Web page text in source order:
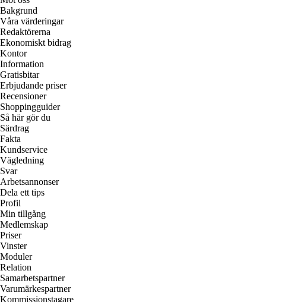
Bakgrund
Våra värderingar
Redaktörerna
Ekonomiskt bidrag
Kontor
Information
Gratisbitar
Erbjudande priser
Recensioner
Shoppingguider
Så här gör du
Särdrag
Fakta
Kundservice
Vägledning
Svar
Arbetsannonser
Dela ett tips
Profil
Min tillgång
Medlemskap
Priser
Vinster
Moduler
Relation
Samarbetspartner
Varumärkespartner
Kommissionstagare